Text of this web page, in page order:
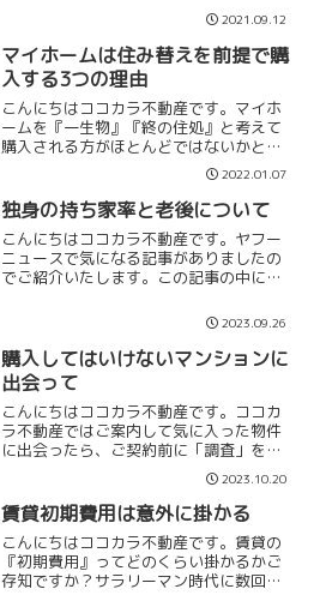
す』『内見予定が7件入ってます』と言わ
れることがあります。特に一等地と呼ば
れるエリア、人気駅はそ...
2021.09.12
マイホームは住み替えを前提で購
入する3つの理由
こんにちはココカラ不動産です。マイホ
ームを『一生物』『終の住処』と考えて
購入される方がほとんどではないかと思
います。『長期優良住宅』など品質の良
いマイホームが販売されることで、一生
住むことが『あたりまえ』に考えてしま
うかもしれません。しかし...
2022.01.07
独身の持ち家率と老後について
こんにちはココカラ不動産です。ヤフー
ニュースで気になる記事がありましたの
でご紹介いたします。この記事の中に
題。総務省の調査によれば、日本人の持
ち家率は6割を超えますが、独身者の非持
家率は全世代の平均で67...
2023.09.26
購入してはいけないマンションに
出会って
こんにちはココカラ不動産です。ココカ
ラ不動産ではご案内して気に入った物件
に出会ったら、ご契約前に「調査」をし
ます。マンションの場合は「長期修繕計
画」「理事会議事録」「総会議事録」を
確認いたします。現在、マンション内に
トラブルがないか直近5〜...
2023.10.20
賃貸初期費用は意外に掛かる
こんにちはココカラ不動産です。賃貸の
『初期費用』ってどのくらい掛かるかご
存知ですか？サラリーマン時代に数回賃